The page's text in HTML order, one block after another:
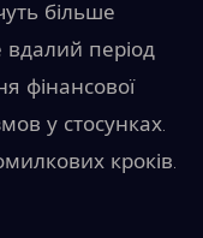
більше
вдалий період
фінансової
у стосунках.
кроків.